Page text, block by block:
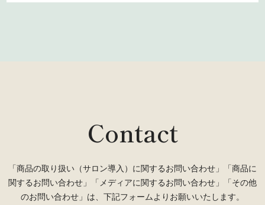
Contact
「商品の取り扱い（サロン導入）に関するお問い合わせ」「商品に
関するお問い合わせ」「メディアに関するお問い合わせ」「その他
のお問い合わせ」は、下記フォームよりお願いいたします。